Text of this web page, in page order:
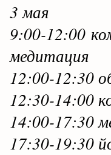
3 мая
9:00-12:00
медитация
12:00-12:30
12:30-14:00
14:00-17:30
17:30-19:30